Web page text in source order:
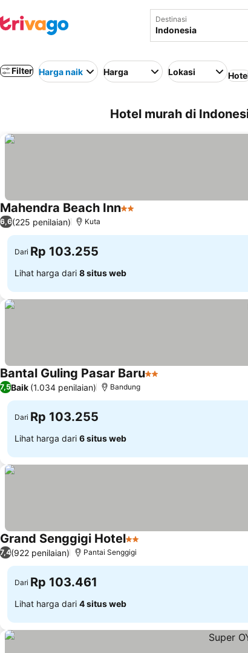
Destinasi
Filter Harga naik Harga Lokasi
Hotel murah di
Mahendra Beach Inn2 Bintang
6,6(225 penilaian) Kuta
Dari Rp 103.255
Lihat harga dari 8 situs web
Bantal Guling Pasar Baru2 Bintang
7,5Baik (1.034 penilaian) Bandung
Dari Rp 103.255
Lihat harga dari 6 situs web
Grand Senggigi Hotel2 Bintang
7,4(922 penilaian) Pantai Senggigi
Dari Rp 103.461
Lihat harga dari 4 situs web